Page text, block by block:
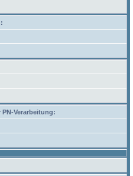
Verarbeitung: